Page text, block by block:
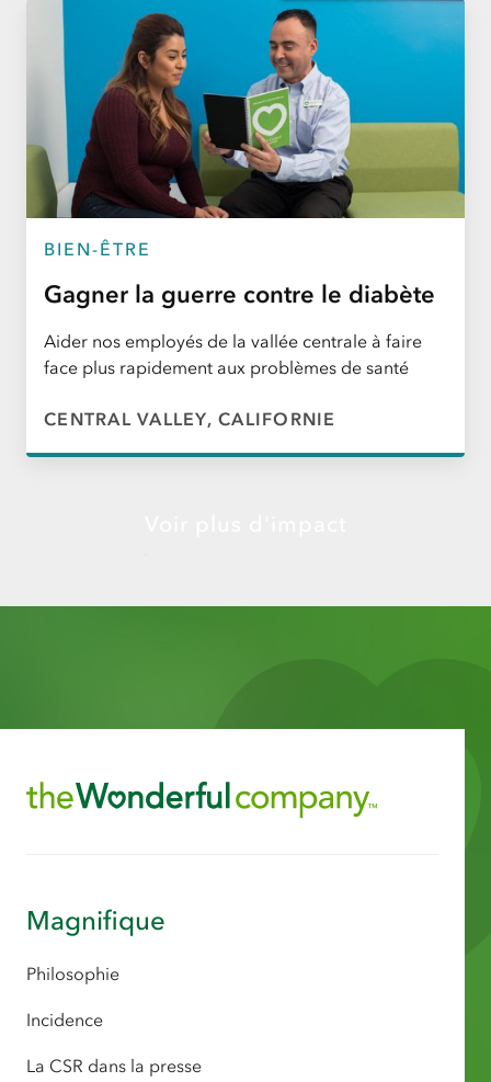
BIEN-ÊTRE
Gagner la guerre contre le diabète
Aider nos employés de la vallée centrale à faire
face plus rapidement aux problèmes de santé
CENTRAL VALLEY, CALIFORNIE
Magnifique
Philosophie
Incidence
La CSR dans la presse